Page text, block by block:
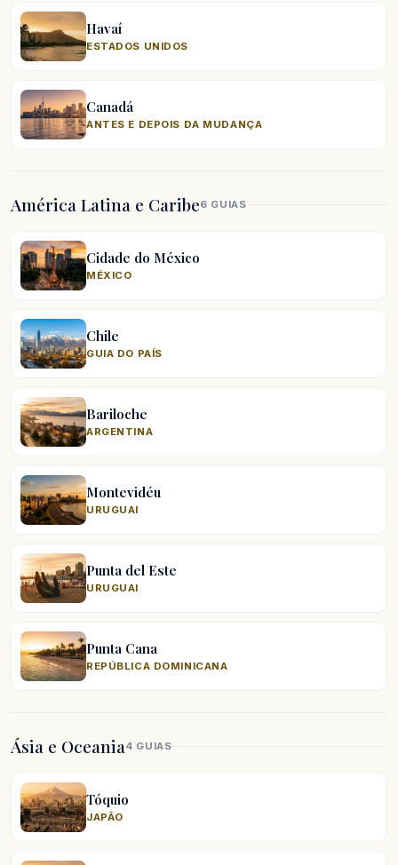
Havaí
ESTADOS UNIDOS
Canadá
ANTES E DEPOIS DA MUDANÇA
América Latina e Caribe6 GUIAS
Cidade do México
MÉXICO
Chile
GUIA DO PAÍS
Bariloche
ARGENTINA
Montevidéu
URUGUAI
Punta del Este
URUGUAI
Punta Cana
REPÚBLICA DOMINICANA
Ásia e Oceania4 GUIAS
Tóquio
JAPÃO